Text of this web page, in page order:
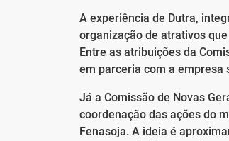
A experiência de Dutra,
organização de atrativos
Entre as atribuições da
em parceria com a empresa
Já a Comissão de Novas
coordenação das ações do
Fenasoja. A ideia é